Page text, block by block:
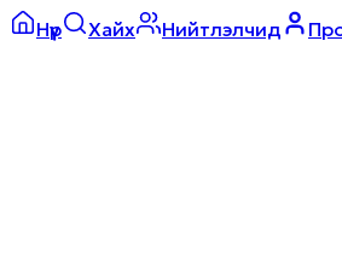
Нүүр Хайх Нийтлэлчид